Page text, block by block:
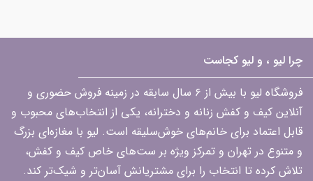
چرا لیو ، و لیو کجاست
فروشگاه لیو با بیش از ۶ سال سابقه در زمینه فروش حضوری و
آنلاین کیف و کفش زنانه و دخترانه، یکی از انتخاب‌های محبوب و
قابل اعتماد برای خانم‌های خوش‌سلیقه است. لیو با مغازه‌ای بزرگ
و متنوع در تهران و تمرکز ویژه بر ست‌های خاص کیف و کفش،
تلاش کرده تا انتخاب را برای مشتریانش آسان‌تر و شیک‌تر کند.